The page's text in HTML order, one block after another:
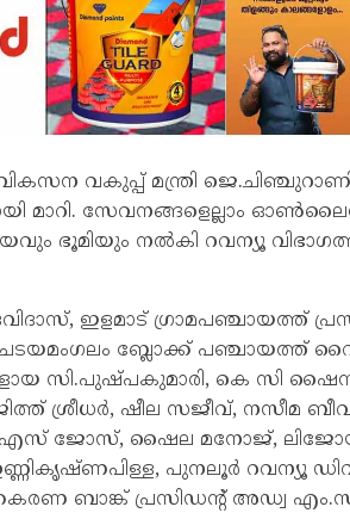
വകുപ്പ് മന്ത്രി ജെ.ചിഞ്ചുറാണി
മാറി. സേവനങ്ങളെല്ലാം
ഭൂമിയും നൽകി റവന്യൂ
ഇളമാട് ഗ്രാമപഞ്ചായത്ത്
ബ്ലോക്ക് പഞ്ചായത്ത്
സി.പുഷ്പകുമാരി, കെ സി
ശ്രീധർ, ഷീല സജീവ്, നസീമ
ജോസ്, ഷൈല മനോജ്, ലിജോയ്
പുനലൂർ റവന്യൂ
ബാങ്ക് പ്രസിഡന്റ് അഡ്വ